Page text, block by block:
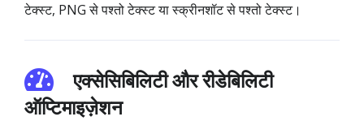
टेक्स्ट, PNG से पश्तो टेक्स्ट या स्क्रीनशॉट से पश्तो टेक्स्ट।
एक्सेसिबिलिटी और रीडेबिलिटी
ऑप्टिमाइज़ेशन